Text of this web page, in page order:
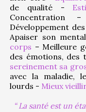
de qualité -
Concentration
Développement
Apaiser son
corps – Meilleure
des émotions, des
sereinement sa
avec la maladie,
lourds - Mieux vieillir
La santé est un